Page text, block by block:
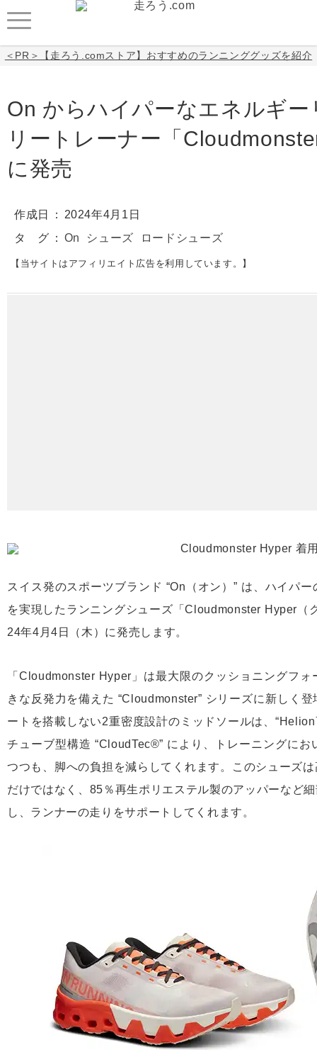
＜PR＞【走ろう.comストア】おすすめのランニンググッズを紹介
On からハイパーなエネルギ
リートレーナー「
に発売
作成日
2024年4月1日
タ グ
On シューズ ロードシューズ
【当サイトはアフィリエイト広告を利用しています。】
スイス発のスポーツブランド “On（オン）” は、ハイパ
を実現したランニングシューズ「Cloudmonster Hyper（
24年4月4日（木）に発売します。
「Cloudmonster Hyper」は最大限のクッショニングフ
きな反発力を備えた “Cloudmonster” シリーズに新しく
ートを搭載しない2重密度設計のミッドソールは、
チューブ型構造 “CloudTec®” により、トレーニングに
つつも、脚への負担を減らしてくれます。このシューズ
だけではなく、85％再生ポリエステル製のアッパーなど
し、ランナーの走りをサポートしてくれます。